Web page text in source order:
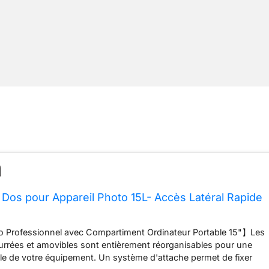
Dos pour Appareil Photo 15L- Accès Latéral Rapide
Professionnel avec Compartiment Ordinateur Portable 15"】Les
et amovibles sont entièrement réorganisables pour une
de votre équipement. Un système d'attache permet de fixer